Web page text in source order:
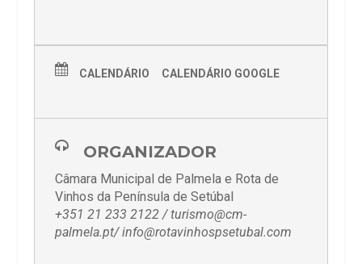
CALENDÁRIO CALENDÁRIO GOOGLE
ORGANIZADOR
Câmara Municipal de Palmela e Rota de
Vinhos da Península de Setúbal
+351 21 233 2122 / turismo@cm-
palmela.pt/ info@rotavinhospsetubal.com